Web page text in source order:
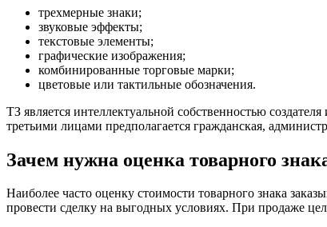
трехмерные знаки;
звуковые эффекты;
текстовые элементы;
графические изображения;
комбинированные торговые марки;
цветовые или тактильные обозначения.
ТЗ является интеллектуальной собственностью
третьими лицами предполагается гражданская,
Зачем нужна оценка товарного
Наиболее часто оценку стоимости товарного знака
провести сделку на выгодных условиях. При продаже